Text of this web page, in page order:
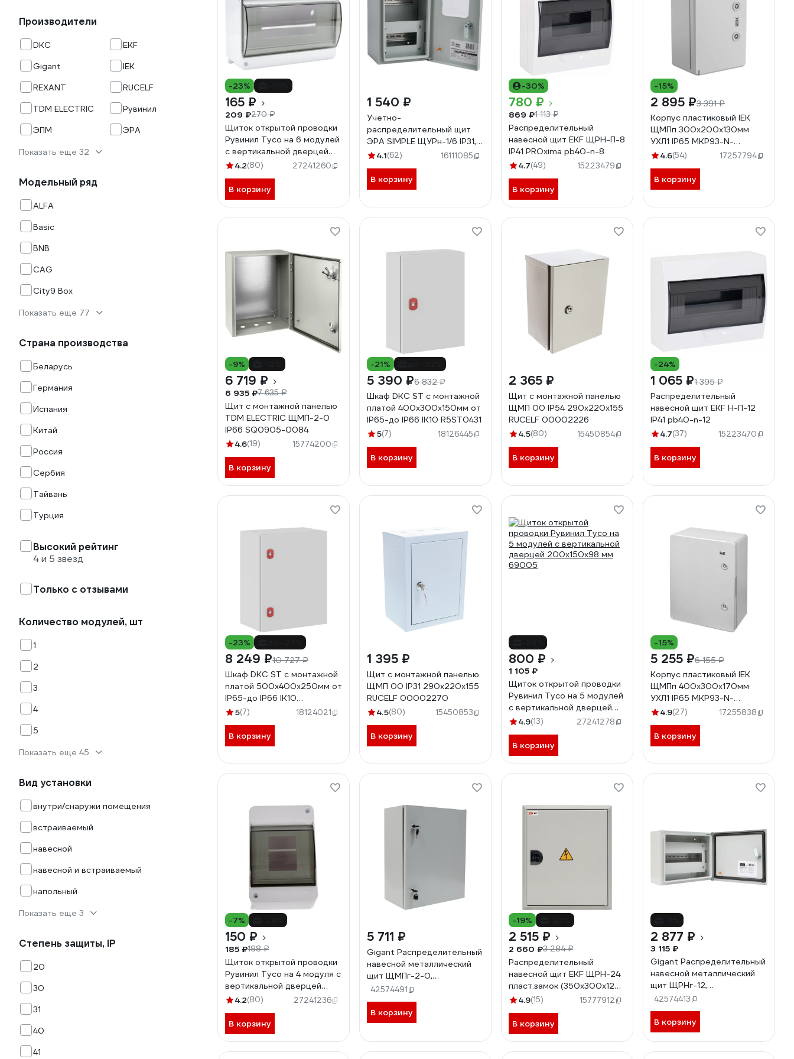
Производители
DKC
EKF
Gigant
IEK
REXANT
RUCELF
TDM ELECTRIC
Рувинил
ЭПМ
ЭРА
Показать еще 32
Модельный ряд
ALFA
Basic
BNB
CAG
City9 Box
Показать еще 77
Страна производства
Беларусь
Германия
Испания
Китай
Россия
Сербия
Тайвань
Турция
Высокий рейтинг
4 и 5 звезд
Только с отзывами
Количество модулей, шт
1
2
3
4
5
Показать еще 45
Вид установки
внутри/снаружи помещения
встраиваемый
навесной
навесной и встраиваемый
напольный
Показать еще 3
Степень защиты, IP
20
30
31
40
41
-23%
165 ₽
209 ₽270 ₽
Щиток открытой проводки
Рувинил Тусо на 6 модулей
с вертикальной дверцей
130x159x83 мм 68106
4.2(80) 27241260
В корзину
1 540 ₽
Учетно-
распределительный щит
ЭРА SIMPLE ЩУРн-1/6 IP31,
285х190х145 Б0041651
4.1(62) 16111085
В корзину
-30%
780 ₽
869 ₽1 113 ₽
Распределительный
навесной щит EKF ЩРН-П-8
IP41 PROxima pb40-n-8
4.7(49) 15223479
В корзину
-15%
2 895 ₽3 391 ₽
Корпус пластиковый IEK
ЩМПп 300х200х130мм
УХЛ1 IP65 MKP93-N-
302013-65
4.6(54) 17257794
В корзину
-9%
6 719 ₽
6 935 ₽7 635 ₽
Щит с монтажной панелью
TDM ELECTRIC ЩМП-2-0
IP66 SQ0905-0084
4.6(19) 15774200
В корзину
-21%
5 390 ₽6 832 ₽
Шкаф DKC ST с монтажной
платой 400х300х150мм от
IP65-до IP66 IK10 R5ST0431
5(7) 18126445
В корзину
2 365 ₽
Щит с монтажной панелью
ЩМП 00 IP54 290х220х155
RUCELF 00002226
4.5(80) 15450854
В корзину
-24%
1 065 ₽1 395 ₽
Распределительный
навесной щит EKF Н-П-12
IP41 pb40-n-12
4.7(37) 15223470
В корзину
-23%
8 249 ₽10 727 ₽
Шкаф DKC ST с монтажной
платой 500х400х250мм от
IP65-до IP66 IK10
R5ST0549
5(7) 18124021
В корзину
1 395 ₽
Щит с монтажной панелью
ЩМП 00 IP31 290х220х155
RUCELF 00002270
4.5(80) 15450853
В корзину
800 ₽
1 105 ₽
Щиток открытой проводки
Рувинил Тусо на 5 модулей
с вертикальной дверцей
200x150x98 мм 69005
4.9(13) 27241278
В корзину
-15%
5 255 ₽6 155 ₽
Корпус пластиковый IEK
ЩМПп 400х300х170мм
УХЛ1 IP65 MKP93-N-
403017-65
4.9(27) 17255838
В корзину
-7%
150 ₽
185 ₽198 ₽
Щиток открытой проводки
Рувинил Тусо на 4 модуля с
вертикальной дверцей
130x87x83 мм 68104
4.2(80) 27241236
В корзину
5 711 ₽
Gigant Распределительный
навесной металлический
щит ЩМПг-2-0,
500х400х220, IP54 GEP-
02-01
42574491
В корзину
-19%
2 515 ₽
2 660 ₽3 284 ₽
Распределительный
навесной щит EKF ЩРН-24
пласт.замок (350х300х120)
IP31 PROxima mb21-24n
4.9(15) 15777912
В корзину
2 877 ₽
3 115 ₽
Gigant Распределительный
навесной металлический
щит ЩРНг-12,
250х300х120, IP54 GEP-
02-03
42574413
В корзину